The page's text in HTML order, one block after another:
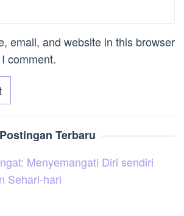
email, and website in this browser
comment.
Postingan Terbaru
Menyemangati Diri sendiri
Sehari-hari